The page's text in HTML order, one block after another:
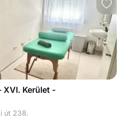
XVI. Kerület -
út 238.